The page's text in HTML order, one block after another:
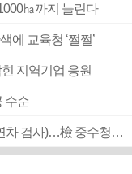
㏊까지 늘린다
에 교육청 ‘쩔쩔’
지역기업 응원
수순
■ 검사 신분 버리고 직급하향(10년 이하 저연차 검사)…檢 중수청행 기피